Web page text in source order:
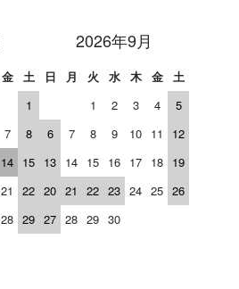
金
土
1
7
8
14 15
21
22
28 29
2026年9月
日 月 火 水 木 金
土
1
2 3 4
5
6
7 8 9 10 11
12
13 14 15 16 17 18 19
20 21 22 23 24 25 26
27 28 29 30